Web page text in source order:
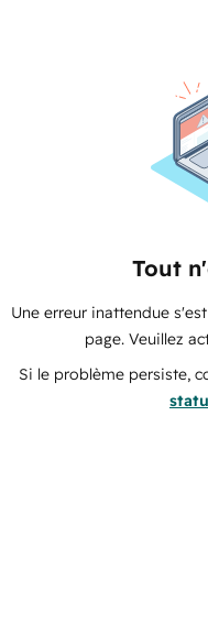
Tout
Une erreur inattendue
page. Veuillez
Si le problème persiste,